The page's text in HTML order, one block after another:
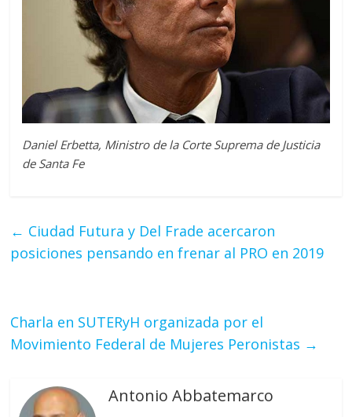
Daniel Erbetta, Ministro de la Corte Suprema de Justicia
de Santa Fe
← Ciudad Futura y Del Frade acercaron
posiciones pensando en frenar al PRO en 2019
Charla en SUTERyH organizada por el
Movimiento Federal de Mujeres Peronistas →
Antonio Abbatemarco